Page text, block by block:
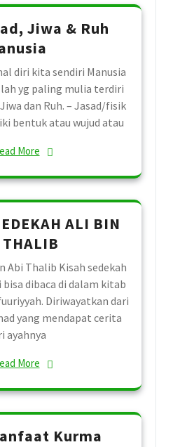
Jiwa & Ruh
diri kita sendiri Manusia
yg paling mulia terdiri
dan Ruh. – Jasad/fisik
bentuk atau wujud atau
More
ALI BIN
Abi Thalib Kisah sedekah
dibaca di dalam kitab
Diriwayatkan dari
yang mendapat cerita
ayahnya
More
Kurma